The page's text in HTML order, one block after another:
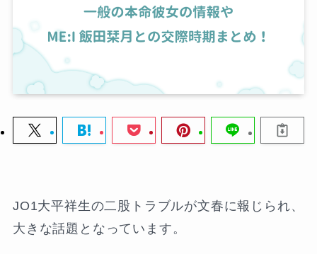
JO1大平祥生の二股トラブルが文春に報じられ、
大きな話題となっています。